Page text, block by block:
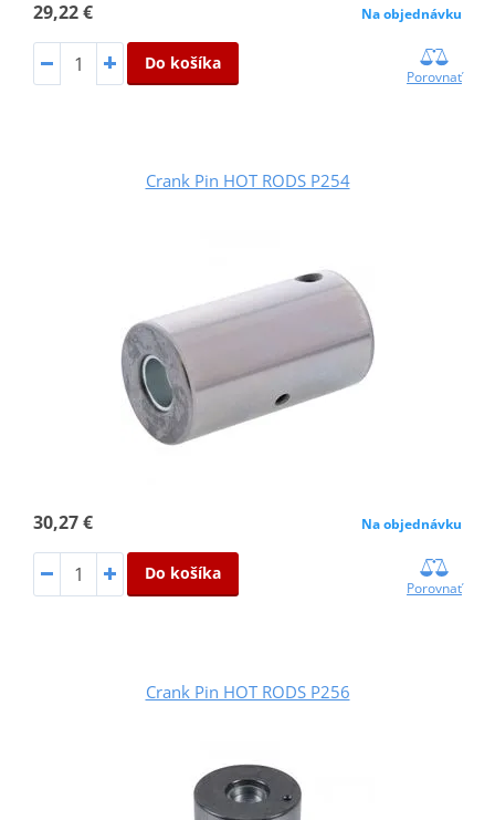
29,22 € Na objednávku
Do košíka
Porovnať
Crank Pin HOT RODS P254
30,27 € Na objednávku
Do košíka
Porovnať
Crank Pin HOT RODS P256